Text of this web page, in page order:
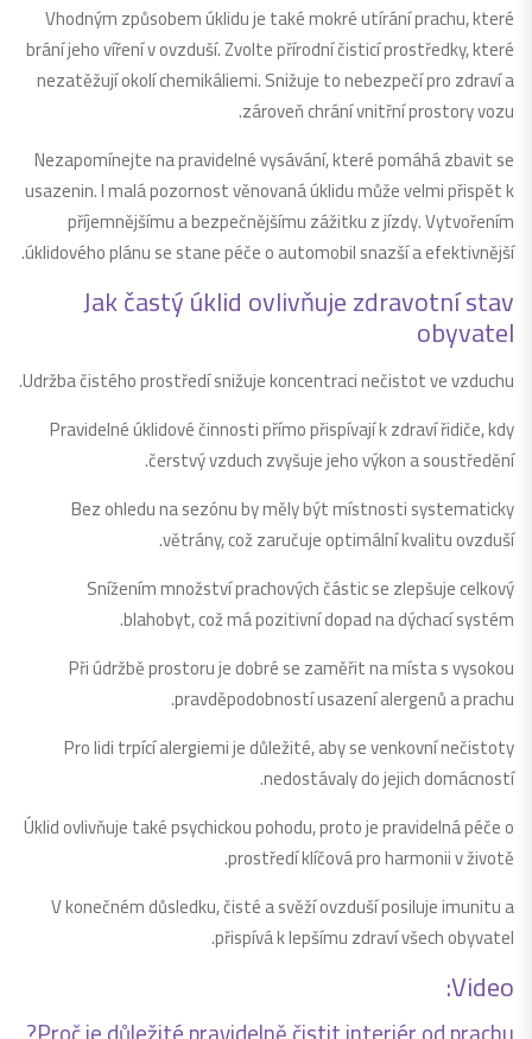
Vhodným způsobem úklidu je také mokré utírání prachu, které
brání jeho víření v ovzduší. Zvolte přírodní čisticí prostředky, které
nezatěžují okolí chemikáliemi. Snižuje to nebezpečí pro zdraví a
zároveň chrání vnitřní prostory vozu.
Nezapomínejte na pravidelné vysávání, které pomáhá zbavit se
usazenin. I malá pozornost věnovaná úklidu může velmi přispět k
příjemnějšímu a bezpečnějšímu zážitku z jízdy. Vytvořením
úklidového plánu se stane péče o automobil snazší a efektivnější.
Jak častý úklid ovlivňuje zdravotní stav
obyvatel
Udržba čistého prostředí snižuje koncentraci nečistot ve vzduchu.
Pravidelné úklidové činnosti přímo přispívají k zdraví řidiče, kdy
čerstvý vzduch zvyšuje jeho výkon a soustředění.
Bez ohledu na sezónu by měly být místnosti systematicky
větrány, což zaručuje optimální kvalitu ovzduší.
Snížením množství prachových částic se zlepšuje celkový
blahobyt, což má pozitivní dopad na dýchací systém.
Při údržbě prostoru je dobré se zaměřit na místa s vysokou
pravděpodobností usazení alergenů a prachu.
Pro lidi trpící alergiemi je důležité, aby se venkovní nečistoty
nedostávaly do jejich domácností.
Úklid ovlivňuje také psychickou pohodu, proto je pravidelná péče o
prostředí klíčová pro harmonii v životě.
V konečném důsledku, čisté a svěží ovzduší posiluje imunitu a
přispívá k lepšímu zdraví všech obyvatel.
Video: